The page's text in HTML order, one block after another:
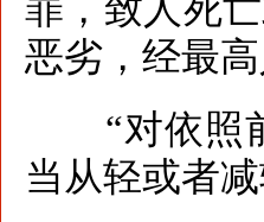
罪，致人死
恶劣，经最
“对依照前
当从轻或者减